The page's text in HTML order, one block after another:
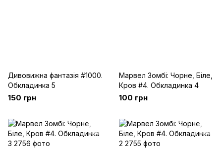
Дивовижна фантазія #1000.
Обкладинка 5
150 грн
Марвел Зомбі: Чорне, Біле,
Кров #4. Обкладинка 4
100 грн